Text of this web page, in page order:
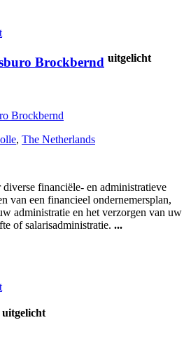
Brockbernd uitgelicht
, The Netherlands
financiële- en administratieve
van een financieel ondernemersplan,
administratie en het verzorgen van uw
of salarisadministratie. ...
uitgelicht